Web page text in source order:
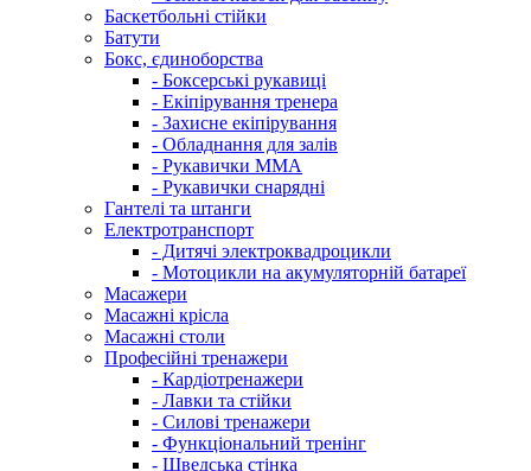
Баскетбольні стійки
Батути
Бокс, єдиноборства
- Боксерські рукавиці
- Екіпірування тренера
- Захисне екіпірування
- Обладнання для залів
- Рукавички ММА
- Рукавички снарядні
Гантелі та штанги
Електротранспорт
- Дитячі электроквадроцикли
- Мотоцикли на акумуляторній батареї
Масажери
Масажні крісла
Масажні столи
Професійні тренажери
- Кардіотренажери
- Лавки та стійки
- Силові тренажери
- Функціональний тренінг
- Шведська стінка